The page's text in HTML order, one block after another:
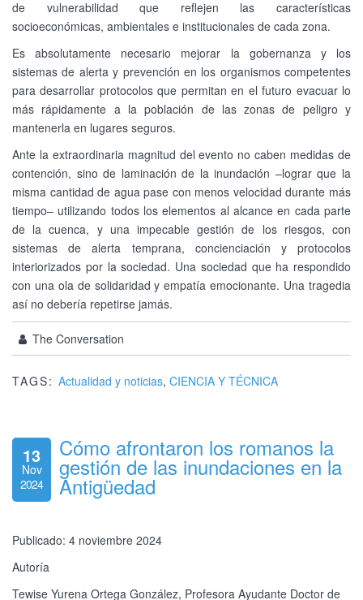
de vulnerabilidad que reflejen las características
socioeconómicas, ambientales e institucionales de cada zona.
Es absolutamente necesario mejorar la gobernanza y los
sistemas de alerta y prevención en los organismos competentes
para desarrollar protocolos que permitan en el futuro evacuar lo
más rápidamente a la población de las zonas de peligro y
mantenerla en lugares seguros.
Ante la extraordinaria magnitud del evento no caben medidas de
contención, sino de laminación de la inundación –lograr que la
misma cantidad de agua pase con menos velocidad durante más
tiempo– utilizando todos los elementos al alcance en cada parte
de la cuenca, y una impecable gestión de los riesgos, con
sistemas de alerta temprana, concienciación y protocolos
interiorizados por la sociedad. Una sociedad que ha respondido
con una ola de solidaridad y empatía emocionante. Una tragedia
así no debería repetirse jamás.
The Conversation
TAGS: Actualidad y noticias, CIENCIA Y TÉCNICA
13
Nov
2024
Cómo afrontaron los romanos la
gestión de las inundaciones en la
Antigüedad
Publicado: 4 noviembre 2024
Autoría
Tewise Yurena Ortega González, Profesora Ayudante Doctor de